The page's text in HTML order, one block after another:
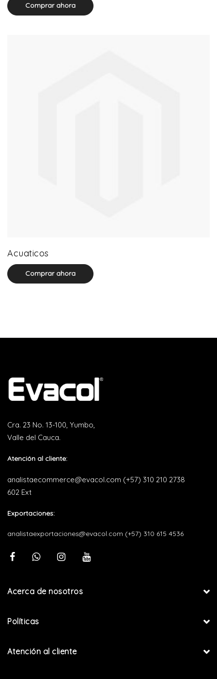
Comprar ahora
Acuaticos
Comprar ahora
Cra. 23 No. 13-100, Yumbo,
Valle del Cauca.
Atención al cliente:
analistaecommerce@evacol.com (+57) 310 210 2738
602 Ext
Exportaciones:
analistaexportaciones@evacol.com (+57) 310 615 4536
Acerca de nosotros
Políticas
Atención al cliente